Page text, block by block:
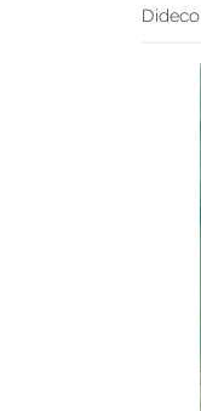
Dideco